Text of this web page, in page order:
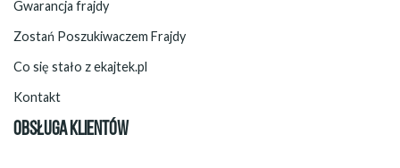
Gwarancja frajdy
Zostań Poszukiwaczem Frajdy
Co się stało z ekajtek.pl
Kontakt
OBSŁUGA KLIENTÓW